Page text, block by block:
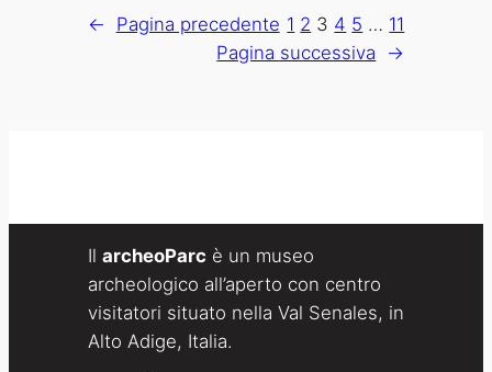
← Pagina precedente 1 2 3 4 5 … 11
Pagina successiva
→
Il archeoParc è un museo
archeologico all’aperto con centro
visitatori situato nella Val Senales, in
Alto Adige, Italia.